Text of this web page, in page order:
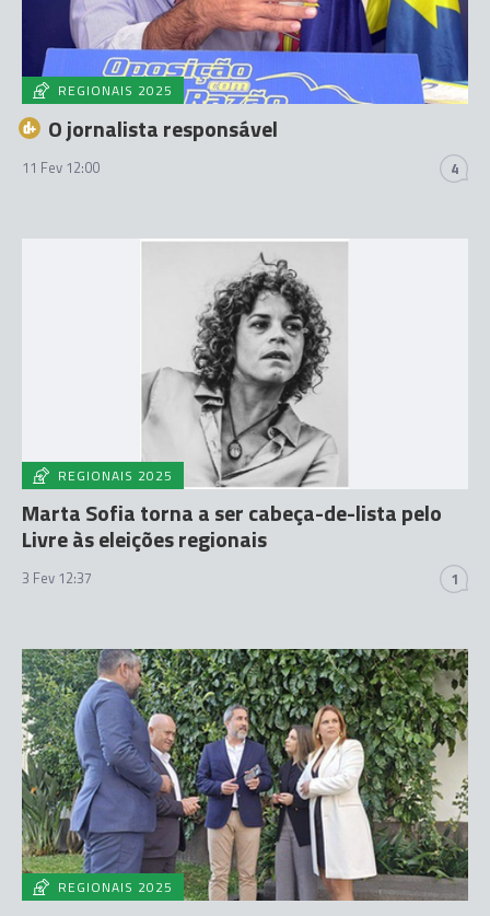
REGIONAIS 2025
O jornalista responsável
11 Fev 12:00 4
REGIONAIS 2025
Marta Sofia torna a ser cabeça-de-lista pelo
Livre às eleições regionais
3 Fev 12:37 1
REGIONAIS 2025